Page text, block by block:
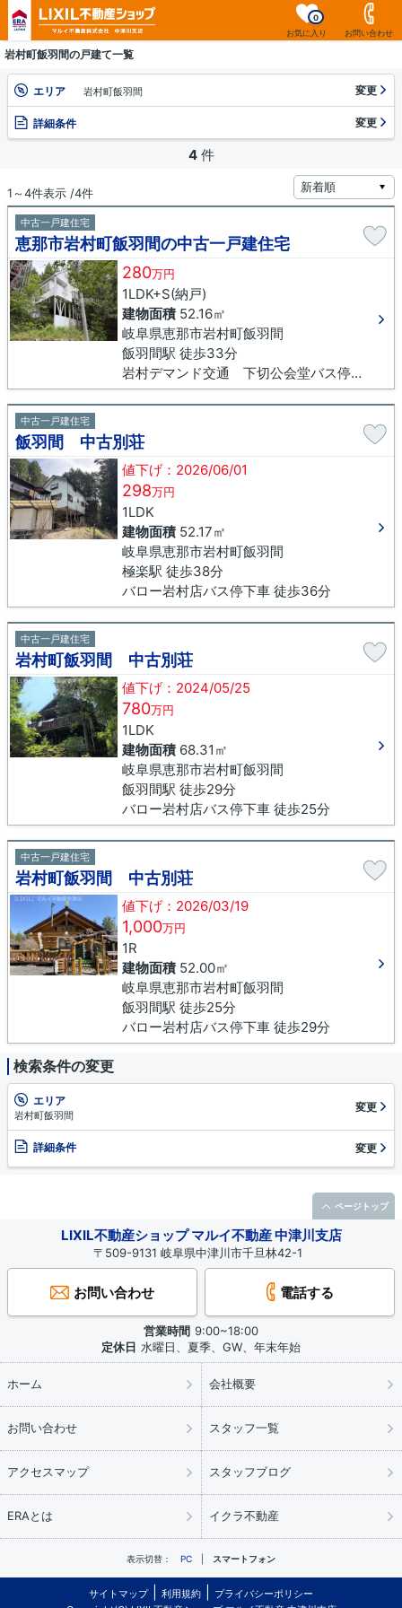
お気に入り
0
お問い合わせ
岩村町飯羽間の戸建て一覧
エリア 岩村町飯羽間 変更
詳細条件 変更
4 件
1～4件表示 /4件
中古一戸建住宅
恵那市岩村町飯羽間の中古一戸建住宅
280万円
1LDK+S(納戸)
建物面積52.16㎡
岐阜県恵那市岩村町飯羽間
飯羽間駅 徒歩33分
岩村デマンド交通 下切公会堂バス停下車 徒歩35分
中古一戸建住宅
飯羽間 中古別荘
値下げ：2026/06/01
298万円
1LDK
建物面積52.17㎡
岐阜県恵那市岩村町飯羽間
極楽駅 徒歩38分
バロー岩村店バス停下車 徒歩36分
中古一戸建住宅
岩村町飯羽間 中古別荘
値下げ：2024/05/25
780万円
1LDK
建物面積68.31㎡
岐阜県恵那市岩村町飯羽間
飯羽間駅 徒歩29分
バロー岩村店バス停下車 徒歩25分
中古一戸建住宅
岩村町飯羽間 中古別荘
値下げ：2026/03/19
1,000万円
1R
建物面積52.00㎡
岐阜県恵那市岩村町飯羽間
飯羽間駅 徒歩25分
バロー岩村店バス停下車 徒歩29分
検索条件の変更
エリア
岩村町飯羽間
変更
詳細条件 変更
LIXIL不動産ショップ マルイ不動産 中津川支店
〒509-9131 岐阜県中津川市千旦林42-1
お問い合わせ 電話する
営業時間 9:00~18:00
定休日 水曜日、夏季、GW、年末年始
ホーム 会社概要
お問い合わせ スタッフ一覧
アクセスマップ スタッフブログ
ERAとは イクラ不動産
表示切替： PC スマートフォン
サイトマップ 利用規約
プライバシーポリシー
ページトップ